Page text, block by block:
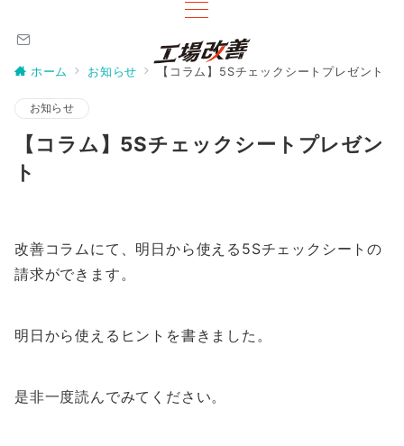
ホーム お知らせ 【コラム】5Sチェックシートプレゼント
お知らせ
【コラム】5Sチェックシートプレゼン
ト
改善コラムにて、明日から使える5Sチェックシートの
請求ができます。
明日から使えるヒントを書きました。
是非一度読んでみてください。